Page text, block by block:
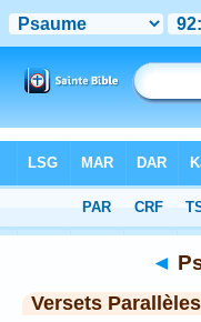
Chapitre 92> Verset 11
◄
Versets Parallèles